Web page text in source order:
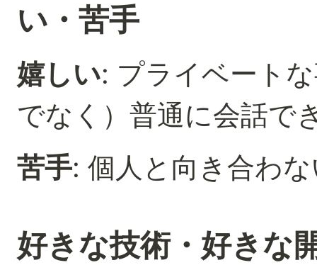
い・苦手
嬉しい: プライベート
でなく）普通に会話で
苦手: 個人と向き合わ
好きな技術・好きな